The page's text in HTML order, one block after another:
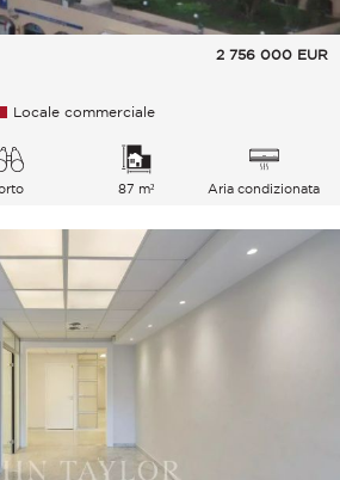
2 756 000 EUR
Locale commerciale
87 m² Aria condizionata